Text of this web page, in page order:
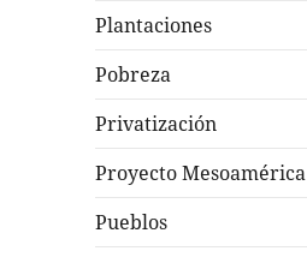
Plantaciones
Pobreza
Privatización
Proyecto Mesoamérica
Pueblos